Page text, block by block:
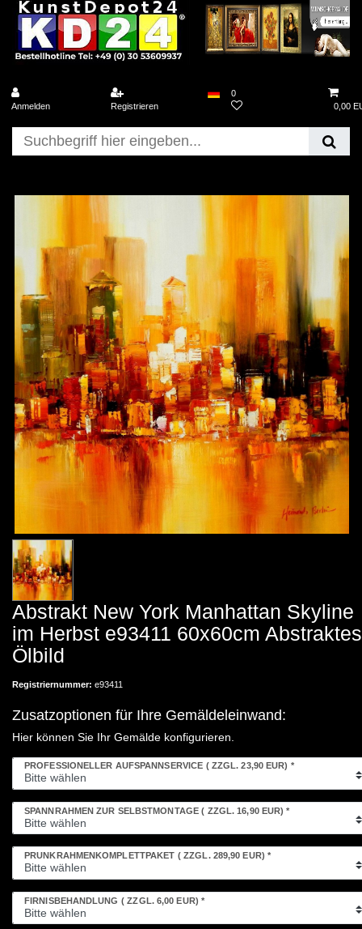
Anmelden Registrieren
0
0,00
Abstrakt New York Manhattan Skyline
im Herbst e93411 60x60cm Abstraktes
Ölbild
Registriernummer: e93411
Zusatzoptionen für Ihre Gemäldeleinwand:
Hier können Sie Ihr Gemälde konfigurieren.
PROFESSIONELLER AUFSPANNSERVICE ( ZZGL. 23,90 EUR) *
SPANNRAHMEN ZUR SELBSTMONTAGE ( ZZGL. 16,90 EUR)*
PRUNKRAHMENKOMPLETTPAKET ( ZZGL. 289,90 EUR) *
FIRNISBEHANDLUNG ( ZZGL. 6,00 EUR) *